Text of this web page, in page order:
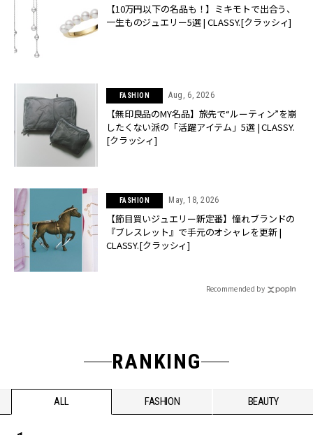
【10万円以下の名品も！】ミキモトで出合う、
一生ものジュエリー5選 | CLASSY.[クラッシィ]
FASHION Aug, 6, 2026
【無印良品のMY名品】旅先で“ルーティン”を崩
したくない派の「活躍アイテム」5選 | CLASSY.
[クラッシィ]
FASHION May, 18, 2026
【節目買いジュエリー新定番】憧れブランドの
『ブレスレット』で手元のオシャレを更新 |
CLASSY.[クラッシィ]
Recommended by
RANKING
ALL FASHION BEAUTY